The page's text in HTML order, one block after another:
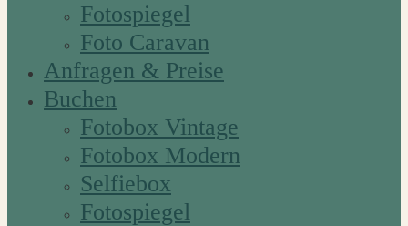
Fotospiegel
Foto Caravan
Anfragen & Preise
Buchen
Fotobox Vintage
Fotobox Modern
Selfiebox
Fotospiegel